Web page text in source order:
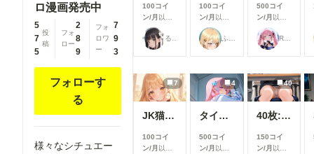
ロ漫画発売中
5
7
5
投
稿
フォ
ロー
2
8
9
フォ
ロワ
ー
7
9
3
フォローす
る
様々なシチュエー
100コイ
ン/月 以上
支援すると
見ることが
できます
100コイ
ン/月 以上
支援すると
見ることが
できます
500コイ
ン/月 以上
支援すると
見ることが
できます
Rkata
7
JK猫の視点285～291
100コイ
ン/月 以上
4
タイツを脱がせて
500コイ
ン/月 以上
40
40枚:正面の席のOLパンチラ
150コイ
ン/月 以上